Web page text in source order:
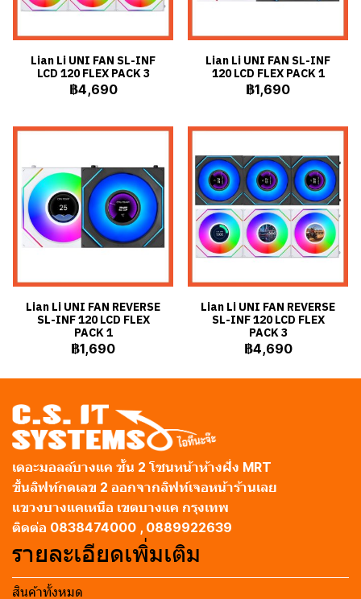
Lian Li UNI FAN SL-INF
LCD 120 FLEX PACK 3
฿4,690
Lian Li UNI FAN SL-INF
120 LCD FLEX PACK 1
฿1,690
Lian Li UNI FAN REVERSE
SL-INF 120 LCD FLEX
PACK 1
฿1,690
Lian Li UNI FAN REVERSE
SL-INF 120 LCD FLEX
PACK 3
฿4,690
เดอะมอลล์บางแค ชั้น 2 โซนหน้าห้างฝั่ง MRT
ขึ้นลิฟท์กดเลข 2 ออกจากลิฟท์เจอหน้าร้านเลย
แขวงบางแคเหนือ เขตบางแค กรุงเทพ
ติดต่อ 0838474000 , 0889922639
รายละเอียดเพิ่มเติม
สินค้าทั้งหมด